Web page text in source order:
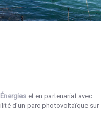
et en partenariat avec
d’un parc photovoltaïque sur